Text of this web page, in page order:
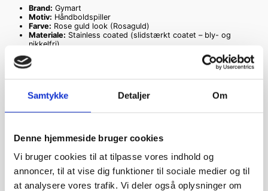
Samtykke Detaljer Om
Denne hjemmeside bruger cookies
Vi bruger cookies til at tilpasse vores indhold og
annoncer, til at vise dig funktioner til sociale medier og til
at analysere vores trafik. Vi deler også oplysninger om
Brand: Gymart
Motiv: Håndboldspiller
Farve: Rose guld look (Rosaguld)
Materiale: Stainless coated (slidstærkt coatet – bly- og
nikkelfri)
Inkluderet:
Relaterede varer
Gymnastik ring
justerbar.Balance.
(sølv look)